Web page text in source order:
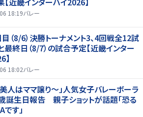
18:19バレー
（8/6）決勝トーナメント3、4回戦全12試
終日（8/7）の試合予定【近畿インター
】
18:02バレー
美人はママ譲り～」人気女子バレーボーラ
誕生日報告 親子ショットが話題「恐る
す」